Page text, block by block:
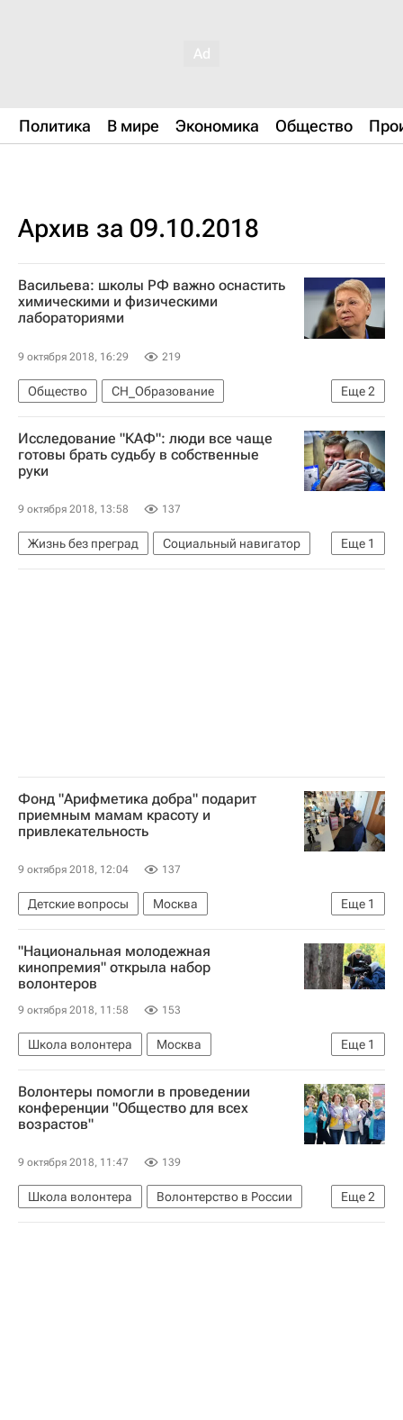
Политика В мире Экономика Общество
Архив за 09.10.2018
Васильева: школы РФ важно оснастить
химическими и физическими
лабораториями
9 октября 2018, 16:29 219
Еще2
Общество
СН_Образование
Ольга Васильева
Социальный навигатор
Исследование "КАФ": люди все чаще
готовы брать судьбу в собственные
руки
9 октября 2018, 13:58 137
Еще 1
Жизнь без преград
Социальный навигатор
Россия
Фонд "Арифметика добра" подарит
приемным мамам красоту и
привлекательность
9 октября 2018, 12:04 137
Еще 1
Детские вопросы
Москва
Социальный навигатор
"Национальная молодежная
кинопремия" открыла набор
волонтеров
9 октября 2018, 11:58 153
Еще 1
Школа волонтера
Москва
Волонтерство в России
Волонтеры помогли в проведении
конференции "Общество для всех
возрастов"
9 октября 2018, 11:47 139
Еще2
Школа волонтера
Волонтерство в России
Серебряное волонтерство - Школа волонтера